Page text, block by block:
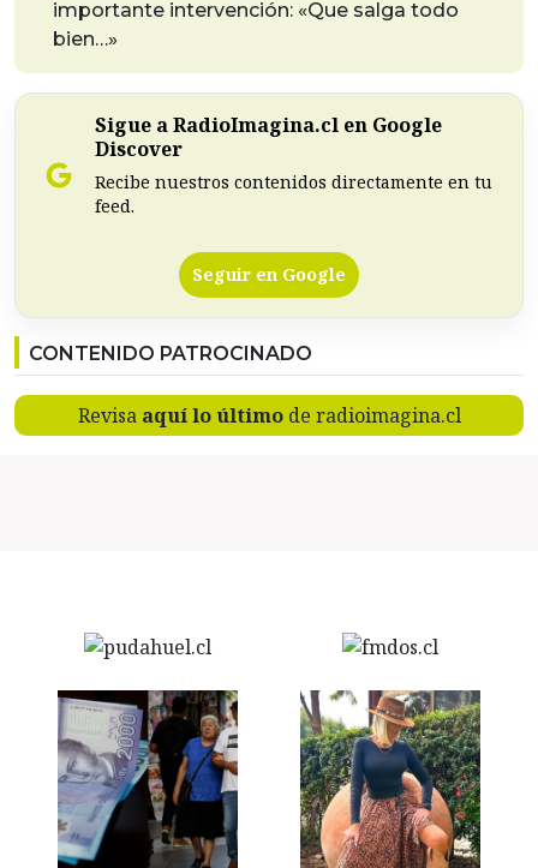
importante intervención: «Que salga todo
bien…»
Sigue a RadioImagina.cl en Google
Discover
Recibe nuestros contenidos directamente en tu
feed.
Seguir en Google
CONTENIDO PATROCINADO
Revisa aquí lo últimode radioimagina.cl